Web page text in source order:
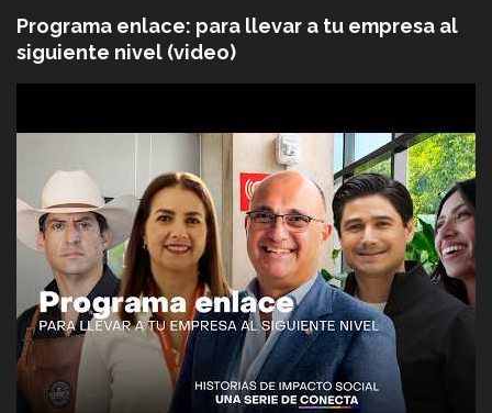
Programa enlace: para llevar a tu empresa al
siguiente nivel (video)